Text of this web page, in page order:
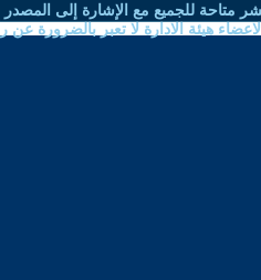
متاحة للجميع مع الإشارة إلى المصدر
هيئة الادارة لا تعبر بالضرورة عن